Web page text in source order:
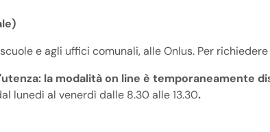
e agli uffici comunali, alle Onlus. Per
la modalità on line è temporaneamente
lunedì al venerdì dalle 8.30 alle 13.30.